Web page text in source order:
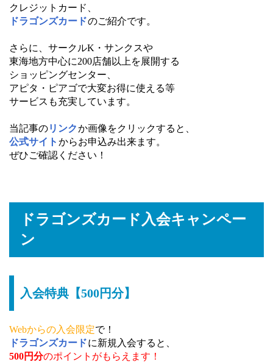
クレジットカード、
ドラゴンズカードのご紹介です。
さらに、サークルK・サンクスや
東海地方中心に200店舗以上を展開する
ショッピングセンター、
アピタ・ピアゴで大変お得に使える等
サービスも充実しています。
当記事のリンクか画像をクリックすると、
公式サイト からお申込み出来ます。
ぜひご確認ください！
ドラゴンズカード入会キャンペー
ン
入会特典【500円分】
Webからの入会限定で！
ドラゴンズカードに新規入会すると、
500円分のポイントがもらえます！